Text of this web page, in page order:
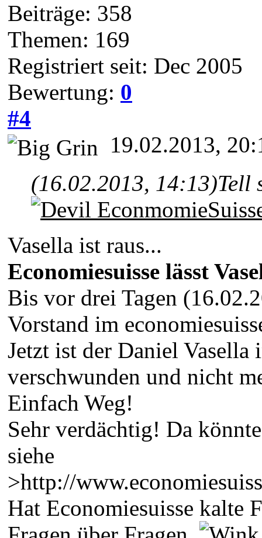
Beiträge: 358
Themen: 169
Registriert seit: Dec 2005
Bewertung: 0
#4
19.02.2013,
(16.02.2013, 14:13)Tell
Vasella ist raus...
Economiesuisse lässt
Bis vor drei Tagen
Vorstand im
Jetzt ist der Daniel
verschwunden und nicht
Einfach Weg!
Sehr verdächtig! Da
siehe
>http://
Hat Economiesuisse kalte